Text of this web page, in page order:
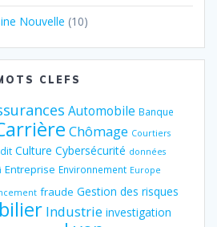
Nouvelle (10)
CLEFS
Automobile Banque
Chômage Courtiers
Culture Cybersécurité données
Entreprise Environnement Europe
fraude Gestion des risques
Industrie investigation